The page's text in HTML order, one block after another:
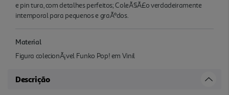
e pin tura, com detalhes perfeitos; ColeÃ§Ã£o verdadeiramente
intemporal para pequenos e graÃºdos.
Material
Figura colecionÃ¡vel Funko Pop! em Vinil
Descrição